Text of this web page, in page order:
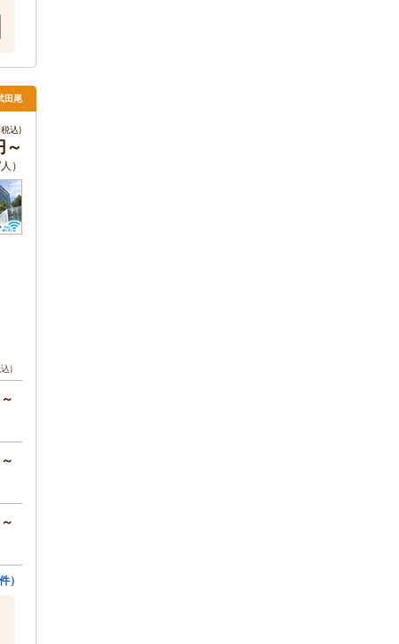
田尾
込)
）
)
）